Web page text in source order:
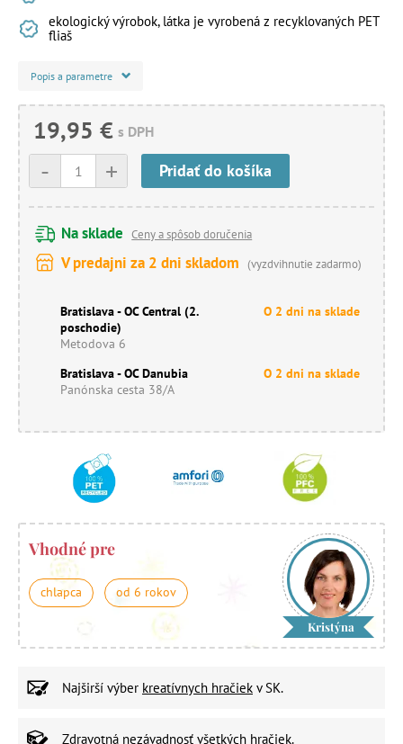
ekologický výrobok, látka je vyrobená z recyklovaných PET
fliaš
Popis a parametre
19,95 € s DPH
+
- Pridať do košíka
Na sklade Ceny a spôsob doručenia
V predajni za 2 dni skladom (vyzdvihnutie zadarmo)
Bratislava - OC Central (2.
poschodie)
Metodova 6
O 2 dni na sklade
Bratislava - OC Danubia
Panónska cesta 38/A
O 2 dni na sklade
Vhodné pre
chlapca od 6 rokov
Kristýna
Najširší výber kreatívnych hračiek v SK.
Zdravotná nezávadnosť všetkých hračiek.